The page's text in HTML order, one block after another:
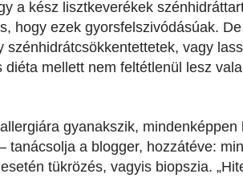
a kész lisztkeverékek
hogy ezek gyorsfelszivódásúak.
vagy
mellett nem feltétlenül lesz
gyanakszik,
tanácsolja a blogger, hozzátéve:
tükrözés, vagyis biopszia.